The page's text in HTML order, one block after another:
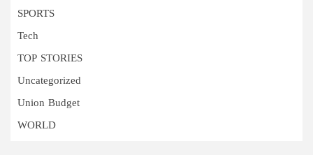
SPORTS
Tech
TOP STORIES
Uncategorized
Union Budget
WORLD